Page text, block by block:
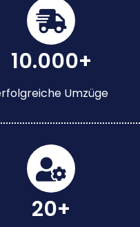
10.000+
Umzüge
20+